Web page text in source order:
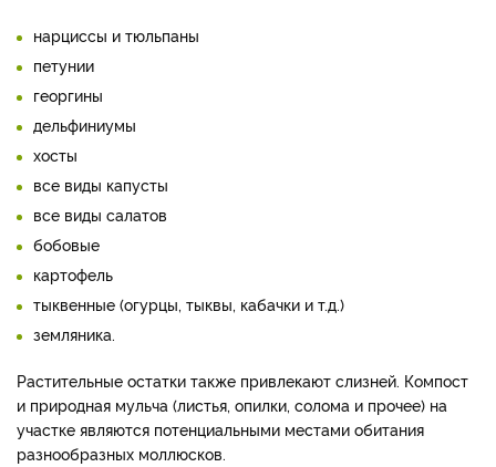
нарциссы и тюльпаны
петунии
георгины
дельфиниумы
хосты
все виды капусты
все виды салатов
бобовые
картофель
тыквенные (огурцы, тыквы, кабачки и т.д.)
земляника.
Растительные остатки также привлекают слизней. Компост
и природная мульча (листья, опилки, солома и прочее) на
участке являются потенциальными местами обитания
разнообразных моллюсков.